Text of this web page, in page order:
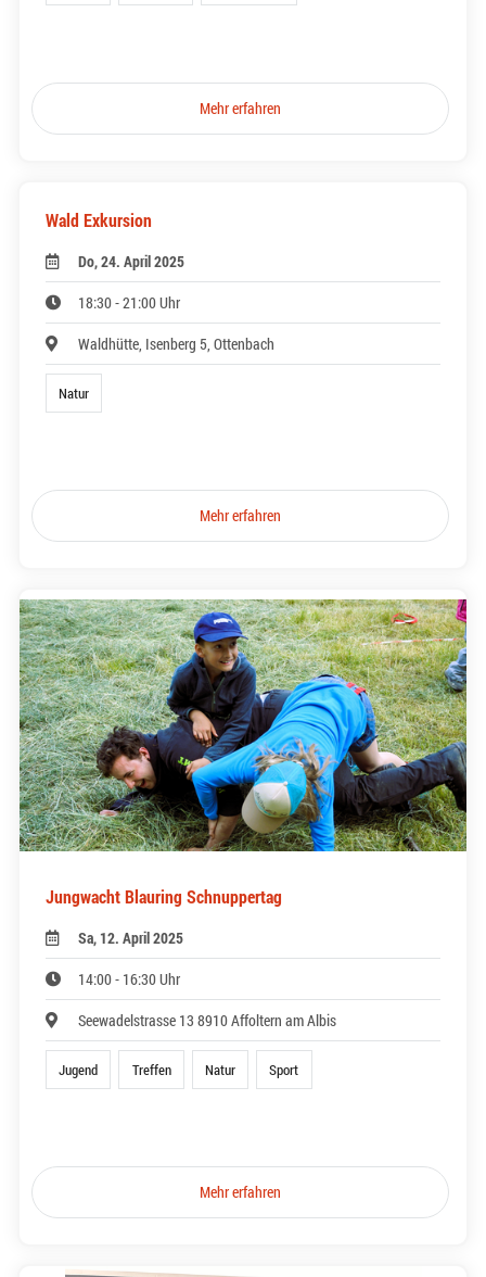
Mehr erfahren
Wald Exkursion
Do, 24. April 2025
18:30 - 21:00 Uhr
Waldhütte, Isenberg 5, Ottenbach
Natur
Mehr erfahren
Jungwacht Blauring Schnuppertag
Sa, 12. April 2025
14:00 - 16:30 Uhr
Seewadelstrasse 13 8910 Affoltern am Albis
Jugend Treffen Natur Sport
Mehr erfahren